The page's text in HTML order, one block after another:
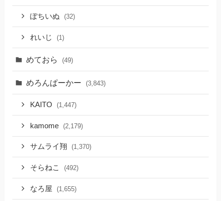
ぽちいぬ (32)
れいじ (1)
めておら (49)
めろんぱーかー (3,843)
KAITO (1,447)
kamome (2,179)
サムライ翔 (1,370)
そらねこ (492)
なろ屋 (1,655)